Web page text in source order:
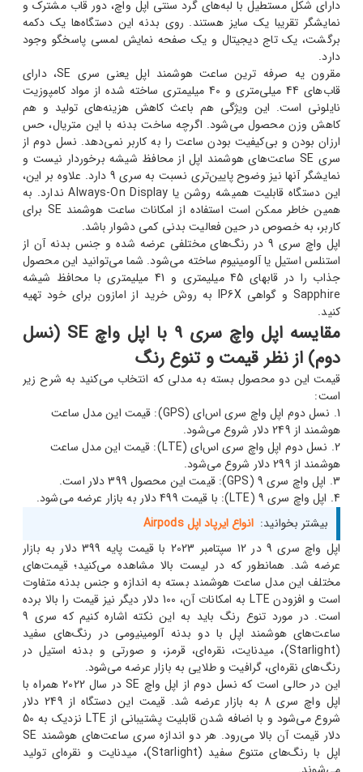
دارای شکل مستطیل با لبه‌های گرد سنتی اپل واچ، دور قاب مشترک و
نمایشگر تقریبا یک سایز هستند. روی بدنه این دستگاه‌ها یک دکمه
برگشت، یک تاج دیجیتال و یک صفحه نمایش لمسی پاسخگو وجود
دارد.
مقرون‎ یه‎ صرفه ‎ترین ساعت هوشمند اپل یعنی سری SE، دارای
قاب‎‌های 44 میلی‌متری و 40 میلی‎متری ساخته شده از مواد کامپوزیت
نایلونی است. این ویژگی هم باعث کاهش هزینه‌های تولید و هم
کاهش وزن محصول می‌شود. اگرچه ساخت بدنه با این متریال، حس
ارزان بودن و بی‌کیفیت بودن ساعت را به کاربر نمی‌دهد. نسل دوم از
سری SE ساعت‌های هوشمند اپل از محافظ شیشه برخوردار نیست و
نمایشگر آنها نیز وضوح پایین‌تری نسبت به سری 9 دارد. علاوه بر این،
این دستگاه قابلیت همیشه روشن یا Always-On Display ندارد. به
همین خاطر ممکن است استفاده از امکانات ساعت هوشمند SE برای
کاربر، به خصوص در حین فعالیت بدنی کمی دشوار باشد.
اپل واچ سری 9 در رنگ‌های مختلفی عرضه شده و جنس بدنه آن از
استنلس استیل یا آلومینیوم ساخته می‌شود. شما می‌توانید این محصول
جذاب را در قاب‎های 45 میلی‎متری و 41 میلی‎متری با محافظ شیشه
Sapphire و گواهی IP6X به روش خرید از امازون برای خود تهیه
کنید.
مقایسه اپل واچ سری 9 با اپل واچ SE (نسل
دوم) از نظر قیمت و تنوع رنگ
قیمت این دو محصول بسته به مدلی که انتخاب می‌کنید به شرح زیر
است:
نسل دوم اپل واچ سری اس‌ای (GPS): قیمت این مدل ساعت
هوشمند از 249 دلار شروع می‌شود.
نسل دوم اپل واچ سری اس‌ای (LTE): قیمت این مدل ساعت
هوشمند از 299 دلار شروع می‌شود.
اپل واچ سری 9 (GPS): قیمت این محصول 399 دلار است.
اپل واچ سری 9 (LTE): با قیمت 499 دلار به بازار عرضه می‌شود.
بیشتر بخوانید:انواع ایرپاد اپل Airpods
اپل واچ سری 9 در 12 سپتامبر 2023 با قیمت پایه 399 دلار به بازار
عرضه شد. همانطور که در لیست بالا مشاهده می‌کنید؛ قیمت‌های
مختلف این مدل ساعت هوشمند بسته به اندازه و جنس بدنه متفاوت
است و افزودن LTE به امکانات آن، 100 دلار دیگر نیز قیمت را بالا برده
است. در مورد تنوع رنگ باید به این نکته اشاره کنیم که سری 9
ساعت‌های هوشمند اپل با دو بدنه آلومینیومی در رنگ‌های سفید
(Starlight)، میدنایت، نقره‌ای، قرمز، و صورتی و بدنه استیل در
رنگ‌های نقره‌ای، گرافیت و طلایی به بازار عرضه می‌شود.
این در حالی است که نسل دوم از اپل واچ SE در سال 2022 همراه با
اپل واچ سری 8 به بازار عرضه شد. قیمت این دستگاه از 249 دلار
شروع می‌شود و با اضافه شدن قابلیت پشتیبانی از LTE نزدیک به 50
دلار قیمت آن بالا می‌رود. هر دو اندازه سری ساعت‌های هوشمند SE
اپل با رنگ‌های متنوع سفید (Starlight)، میدنایت و نقره‌ای تولید